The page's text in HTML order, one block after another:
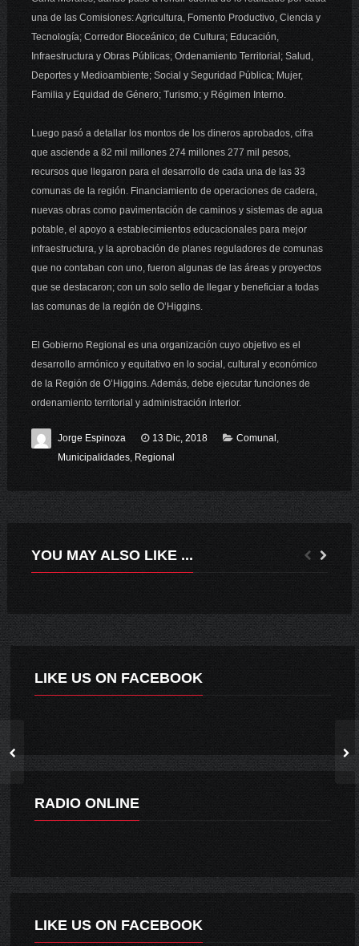
una de las Comisiones: Agricultura, Fomento Productivo, Ciencia y
Tecnología; Corredor Bioceánico; de Cultura; Educación,
Infraestructura y Obras Públicas; Ordenamiento Territorial; Salud,
Deportes y Medioambiente; Social y Seguridad Pública; Mujer,
Familia y Equidad de Género; Turismo; y Régimen Interno.
Luego pasó a detallar los montos de los dineros aprobados, cifra
que asciende a 82 mil millones 274 millones 277 mil pesos,
recursos que llegaron para el desarrollo de cada una de las 33
comunas de la región. Financiamiento de operaciones de cadera,
nuevas obras como pavimentación de caminos y sistemas de agua
potable, el apoyo a establecimientos educacionales para mejor
infraestructura, y la aprobación de planes reguladores de comunas
que no contaban con uno, fueron algunas de las áreas y proyectos
que se destacaron; con un solo sello de llegar y beneficiar a todas
las comunas de la región de O’Higgins.
El Gobierno Regional es una organización cuyo objetivo es el
desarrollo armónico y equitativo en lo social, cultural y económico
de la Región de O’Higgins. Además, debe ejecutar funciones de
ordenamiento territorial y administración interior.
Jorge Espinoza 13 Dic, 2018 Comunal ,
Municipalidades, Regional
YOU MAY ALSO LIKE ...
LIKE US ON FACEBOOK
RADIO ONLINE
LIKE US ON FACEBOOK